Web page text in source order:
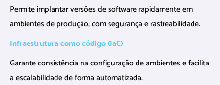
Permite implantar versões de software rapidamente em
ambientes de produção, com segurança e rastreabilidade.
Infraestrutura como código (IaC)
Garante consistência na configuração de ambientes e facilita
a escalabilidade de forma automatizada.